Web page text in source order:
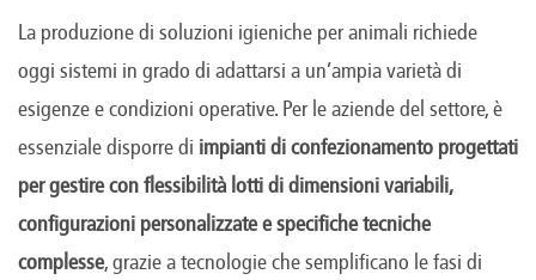
La produzione di soluzioni igieniche per animali richiede
oggi sistemi in grado di adattarsi a un’ampia varietà di
esigenze e condizioni operative. Per le aziende del settore, è
essenziale disporre di impianti di confezionamento progettati
per gestire con flessibilità lotti di dimensioni variabili,
configurazioni personalizzate e specifiche tecniche
complesse, grazie a tecnologie che semplificano le fasi di